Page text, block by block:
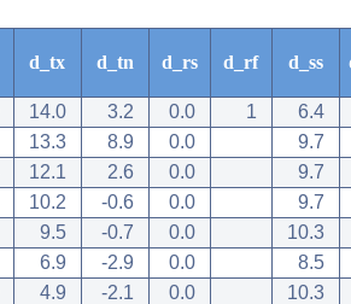
d_tx d_tn d_rs d_rf d_ss
14.0 3.2 0.0 1
6.4
13.3 8.9 0.0
9.7
12.1 2.6 0.0
9.7
10.2 -0.6 0.0
9.7
9.5 -0.7 0.0
10.3
6.9 -2.9 0.0
8.5
4.9 -2.1 0.0
10.3